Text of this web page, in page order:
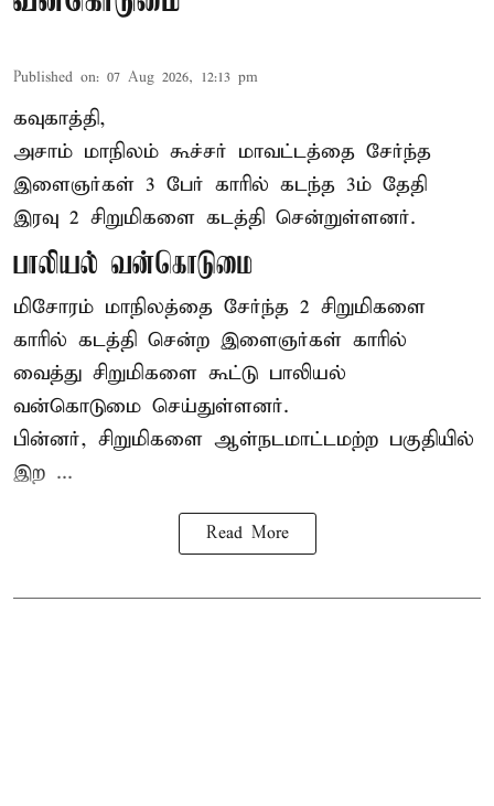
Published on: 07 Aug 2026, 12:13 pm
கவுகாத்தி,
அசாம் மாநிலம் கூச்சர் மாவட்டத்தை சேர்ந்த
இளைஞர்கள் 3 பேர் காரில் கடந்த 3ம் தேதி
இரவு 2 சிறுமிகளை கடத்தி சென்றுள்ளனர்.
பாலியல் வன்கொடுமை
மிசோரம் மாநிலத்தை சேர்ந்த 2 சிறுமிகளை
காரில் கடத்தி சென்ற இளைஞர்கள் காரில்
வைத்து சிறுமிகளை கூட்டு பாலியல்
வன்கொடுமை செய்துள்ளனர்.
பின்னர், சிறுமிகளை ஆள்நடமாட்டமற்ற பகுதியில்
இற ...
Read More